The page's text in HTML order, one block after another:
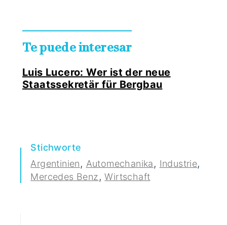
Te puede interesar
Luis Lucero: Wer ist der neue
Staatssekretär für Bergbau
Stichworte
Argentinien, Automechanika, Industrie,
Mercedes Benz,Wirtschaft